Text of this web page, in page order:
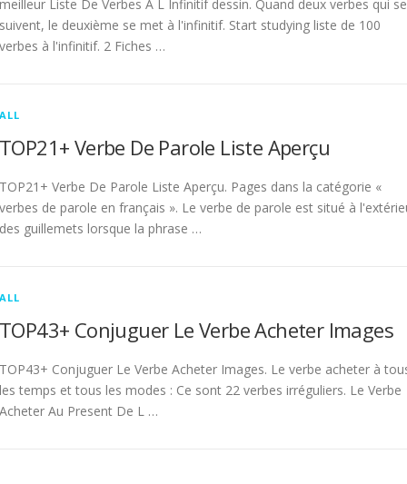
meilleur Liste De Verbes À L Infinitif dessin. Quand deux verbes qui se
suivent, le deuxième se met à l'infinitif. Start studying liste de 100
verbes à l'infinitif. 2 Fiches …
ALL
TOP21+ Verbe De Parole Liste Aperçu
TOP21+ Verbe De Parole Liste Aperçu. Pages dans la catégorie «
verbes de parole en français ». Le verbe de parole est situé à
des guillemets lorsque la phrase …
ALL
TOP43+ Conjuguer Le Verbe Acheter Images
TOP43+ Conjuguer Le Verbe Acheter Images. Le verbe acheter à
les temps et tous les modes : Ce sont 22 verbes irréguliers. Le Verbe
Acheter Au Present De L …